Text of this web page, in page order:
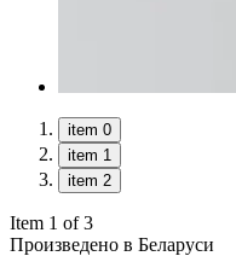
item 0
item 1
item 2
Item 1 of 3
Произведено в Беларуси